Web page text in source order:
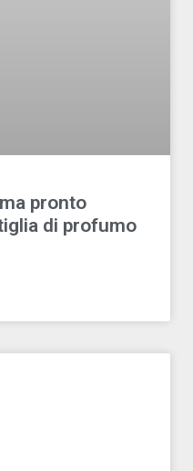
pronto
di profumo